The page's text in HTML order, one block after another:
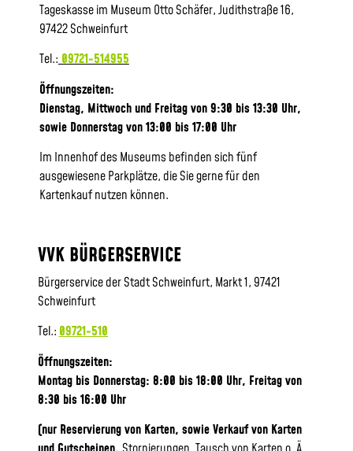
Tageskasse im Museum Otto Schäfer, Judithstraße 16,
97422 Schweinfurt
Tel.: 09721-514955
Öffnungszeiten:
Dienstag, Mittwoch und Freitag von 9:30 bis 13:30 Uhr,
sowie Donnerstag von 13:00 bis 17:00 Uhr
Im Innenhof des Museums befinden sich fünf
ausgewiesene Parkplätze, die Sie gerne für den
Kartenkauf nutzen können.
VVK BÜRGERSERVICE
Bürgerservice der Stadt Schweinfurt, Markt 1, 97421
Schweinfurt
Tel.:09721-510
Öffnungszeiten:
Montag bis Donnerstag: 8:00 bis 18:00 Uhr, Freitag von
8:30 bis 16:00 Uhr
(nur Reservierung von Karten, sowie Verkauf von Karten